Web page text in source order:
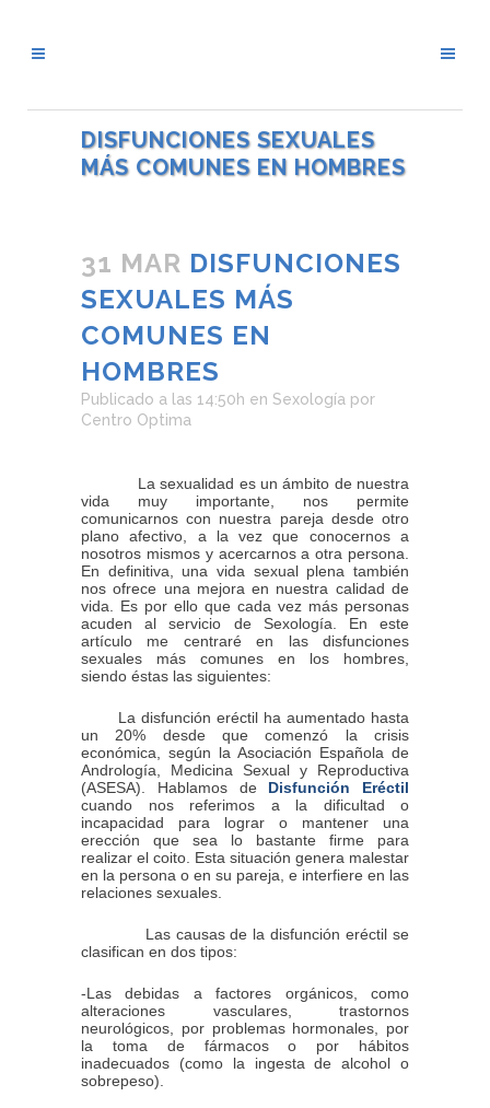
DISFUNCIONES SEXUALES
MÁS COMUNES EN HOMBRES
31 MAR DISFUNCIONES
SEXUALES MÁS
COMUNES EN
HOMBRES
Publicado a las 14:50h en Sexología por
Centro Optima
La sexualidad es un ámbito de nuestra
vida muy importante, nos permite
comunicarnos con nuestra pareja desde otro
plano afectivo, a la vez que conocernos a
nosotros mismos y acercarnos a otra persona.
En definitiva, una vida sexual plena también
nos ofrece una mejora en nuestra calidad de
vida. Es por ello que cada vez más personas
acuden al servicio de Sexología. En este
artículo me centraré en las disfunciones
sexuales más comunes en los hombres,
siendo éstas las siguientes:
La disfunción eréctil ha aumentado hasta
un 20% desde que comenzó la crisis
económica, según la Asociación Española de
Andrología, Medicina Sexual y Reproductiva
(ASESA). Hablamos deDisfunción Eréctil
cuando nos referimos a la dificultad o
incapacidad para lograr o mantener una
erección que sea lo bastante firme para
realizar el coito. Esta situación genera malestar
en la persona o en su pareja, e interfiere en las
relaciones sexuales.
Las causas de la disfunción eréctil se
clasifican en dos tipos:
-Las debidas a factores orgánicos, como
alteraciones vasculares, trastornos
neurológicos, por problemas hormonales, por
la toma de fármacos o por hábitos
inadecuados (como la ingesta de alcohol o
sobrepeso).